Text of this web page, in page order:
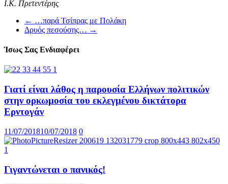
Ι.Κ. Πρετεντέρης
← …παρά Τσίπρας με Πολάκη
Δρυός πεσούσης… →
Ίσως Σας Ενδιαφέρει
Γιατί είναι λάθος η παρουσία Ελλήνων πολιτικών
στην ορκωμοσία του εκλεγμένου δικτάτορα
Ερντογάν
11/07/201810/07/2018 0
Γιγαντώνεται ο πανικός!